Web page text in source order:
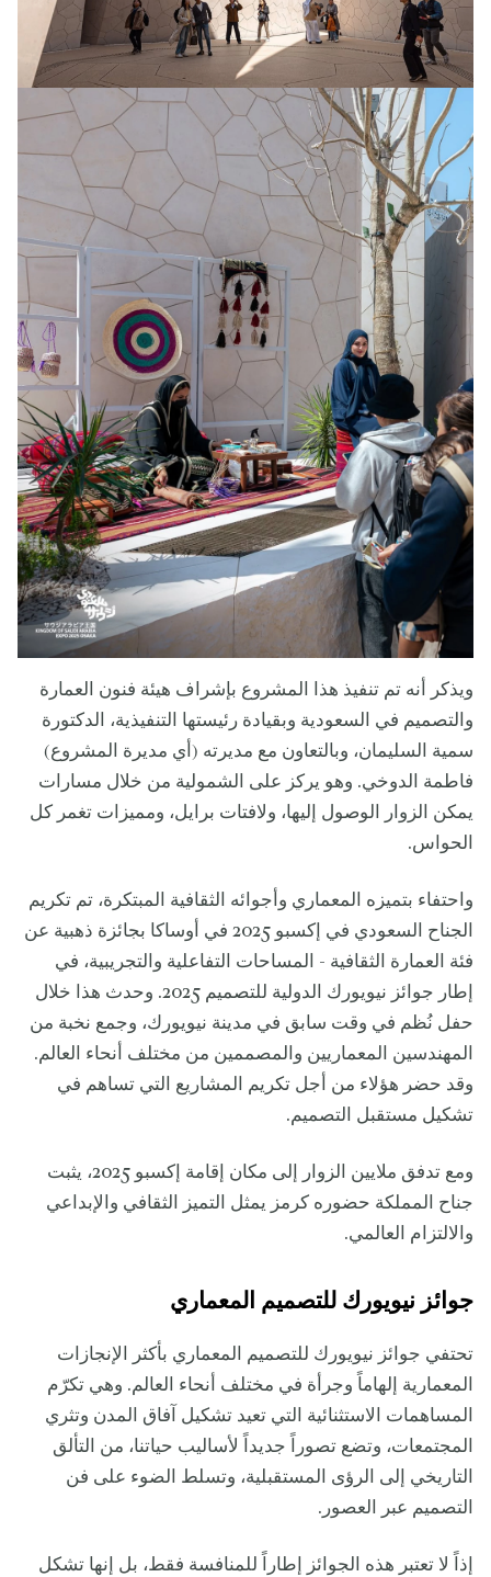
ويذكر أنه تم تنفيذ هذا المشروع بإشراف هيئة فنون العمارة
والتصميم في السعودية وبقيادة رئيستها التنفيذية، الدكتورة
سمية السليمان، وبالتعاون مع مديرته (أي مديرة المشروع)
فاطمة الدوخي. وهو يركز على الشمولية من خلال مسارات
يمكن الزوار الوصول إليها، ولافتات برايل، ومميزات تغمر كل
الحواس.
واحتفاء بتميزه المعماري وأجوائه الثقافية المبتكرة، تم تكريم
الجناح السعودي في إكسبو 2025 في أوساكا بجائزة ذهبية عن
فئة العمارة الثقافية - المساحات التفاعلية والتجريبية، في
إطار جوائز نيويورك الدولية للتصميم 2025. وحدث هذا خلال
حفل نُظم في وقت سابق في مدينة نيويورك، وجمع نخبة من
المهندسين المعماريين والمصممين من مختلف أنحاء العالم.
وقد حضر هؤلاء من أجل تكريم المشاريع التي تساهم في
تشكيل مستقبل التصميم.
ومع تدفق ملايين الزوار إلى مكان إقامة إكسبو 2025، يثبت
جناح المملكة حضوره كرمز يمثل التميز الثقافي والإبداعي
والالتزام العالمي.
جوائز نيويورك للتصميم المعماري
تحتفي جوائز نيويورك للتصميم المعماري بأكثر الإنجازات
المعمارية إلهاماً وجرأة في مختلف أنحاء العالم. وهي تكرّم
المساهمات الاستثنائية التي تعيد تشكيل آفاق المدن وتثري
المجتمعات، وتضع تصوراً جديداً لأساليب حياتنا، من التألق
التاريخي إلى الرؤى المستقبلية، وتسلط الضوء على فن
التصميم عبر العصور.
إذاً لا تعتبر هذه الجوائز إطاراً للمنافسة فقط، بل إنها تشكل